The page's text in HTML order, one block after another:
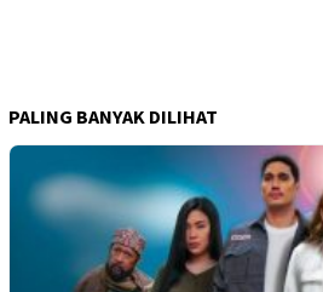
PALING BANYAK DILIHAT